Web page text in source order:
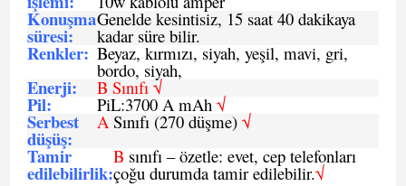
Konuşma
süresi:
Genelde kesintisiz, 15 saat 40 dakikaya
kadar süre bilir.
Renkler: Beyaz, kırmızı, siyah, yeşil, mavi, gri,
bordo, siyah,
Enerji: B Sınıfı √
Pil: PiL:3700 A mAh √
Serbest
düşüş:
ASınıfı (270 düşme) √
Tamir
edilebilirlik:
B sınıfı – özetle: evet, cep telefonları
çoğu durumda tamir edilebilir.√